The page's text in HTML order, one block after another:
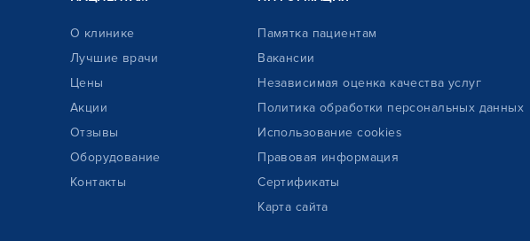
О клинике
Лучшие врачи
Цены
Акции
Отзывы
Оборудование
Контакты
Памятка пациентам
Вакансии
Независимая оценка качества услуг
Политика обработки персональных данных
Использование cookies
Правовая информация
Сертификаты
Карта сайта